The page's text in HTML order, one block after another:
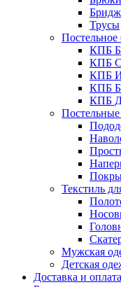
Трусы
Постельное
КПБ
КПБ
КПБ
КПБ
КПБ
Текстиль
Мужская
Детская
Доставка и оплата